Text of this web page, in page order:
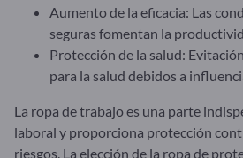
Aumento de la eficacia: Las
seguras fomentan la
Protección de la salud:
para la salud debidos a
La ropa de trabajo es una parte
laboral y proporciona protección
riesgos. La elección de la ropa de